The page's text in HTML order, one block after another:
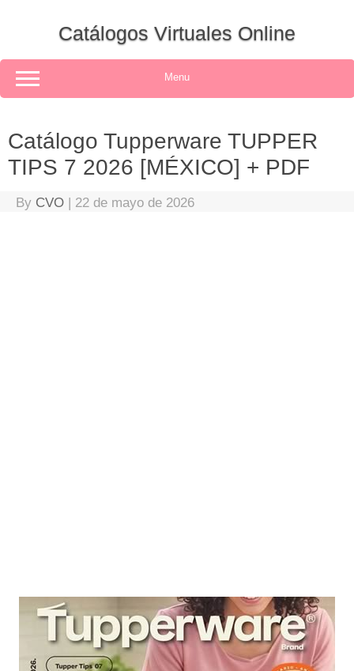
Catálogos Virtuales Online
Menu
Catálogo Tupperware TUPPER
TIPS 7 2026 [MÉXICO] + PDF
By CVO | 22 de mayo de 2026